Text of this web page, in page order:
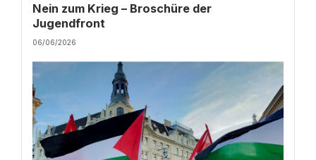
Nein zum Krieg – Broschüre der
Jugendfront
06/06/2026